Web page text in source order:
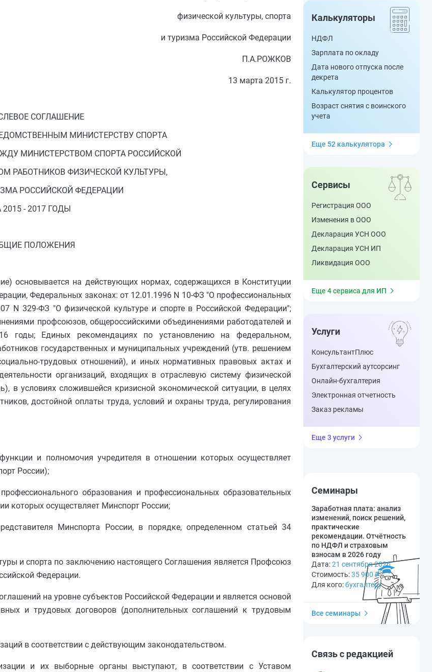
физической культуры, спорта
и туризма Российской Федерации
П.А.РОЖКОВ
13 марта 2015 г.
СОГЛАШЕНИЕ
МИНИСТЕРСТВУ СПОРТА
МИНИСТЕРСТВОМ СПОРТА РОССИЙСКОЙ
РАБОТНИКОВ ФИЗИЧЕСКОЙ КУЛЬТУРЫ,
РОССИЙСКОЙ ФЕДЕРАЦИИ
2015 - 2017 ГОДЫ
ПОЛОЖЕНИЯ
основывается на действующих нормах, содержащихся в Конституции
Федеральных законах: от 12.01.1996 N 10-ФЗ "О профессиональных
N 329-ФЗ "О физической культуре и спорте в Российской Федерации";
профсоюзов, общероссийскими объединениями работодателей и
годы; Единых рекомендациях по установлению на федеральном,
государственных и муниципальных учреждений (утв. решением
трудовых отношений), и иных нормативных правовых актах и
организаций, входящих в отраслевую систему физической
в условиях сложившейся кризисной экономической ситуации, в целях
достойной оплаты труда, условий и охраны труда, регулирования
и полномочия учредителя в отношении которых осуществляет
России);
образования и профессиональных образовательных
которых осуществляет Минспорт России;
Минспорта России, в порядке, определенном статьей 34
и спорта по заключению настоящего Соглашения является Профсоюз
Федерации.
на уровне субъектов Российской Федерации и является основой
и трудовых договоров (дополнительных соглашений к трудовым
в соответствии с действующим законодательством.
и их выборные органы выступают, в соответствии с Уставом
Калькуляторы
НДФЛ
Зарплата по окладу
Дата нового отпуска после
декрета
Калькулятор процентов
Возраст снятия с воинского
учета
Еще 52 калькулятора
Сервисы
Регистрация ООО
Изменения в ООО
Декларация УСН ООО
Декларация УСН ИП
Ликвидация ООО
Еще 4 сервиса для ИП
Услуги
КонсультантПлюс
Бухгалтерский аутсорсинг
Онлайн-бухгалтерия
Электронная отчетность
Заказ рекламы
Еще 3 услуги
Семинары
Заработная плата: анализ
изменений, поиск решений,
практические
рекомендации. Отчётность
по НДФЛ и страховым
взносам в 2026 году
Дата:21 сентября 2026
Стоимость:35 900 ₽
Для кого:бухгалтеру
Все семинары
Связь с редакцией